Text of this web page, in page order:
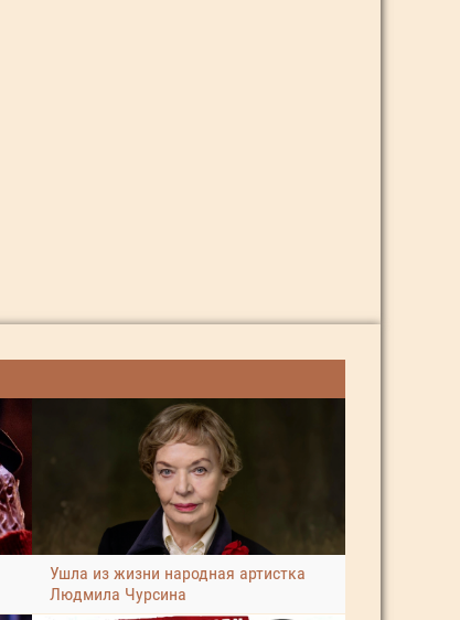
Ушла из жизни народная артистка
Людмила Чурсина